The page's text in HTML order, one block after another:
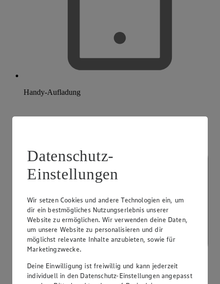
Handy-Aufladung
Datenschutz-
Einstellungen
Wir setzen Cookies und andere Technologien ein, um
dir ein bestmögliches Nutzungserlebnis unserer
Website zu ermöglichen. Wir verwenden deine Daten,
um unsere Website zu personalisieren und dir
möglichst relevante Inhalte anzubieten, sowie für
Marketingzwecke.
Deine Einwilligung ist freiwillig und kann jederzeit
individuell in den Datenschutz-Einstellungen angepasst